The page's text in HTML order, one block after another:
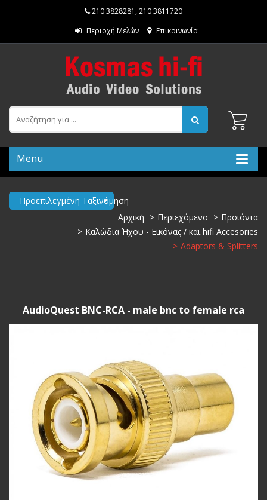
210 3828281 ,210 3811720
Περιοχή Μελών
Επικοινωνία
Menu
Προεπιλεγμένη Ταξινόμηση
Αρχική
Περιεχόμενο
Προιόντα
Καλώδια Ήχου - Εικόνας / και hifi Accesories
Adaptors & Splitters
AudioQuest BNC-RCA - male bnc to female rca